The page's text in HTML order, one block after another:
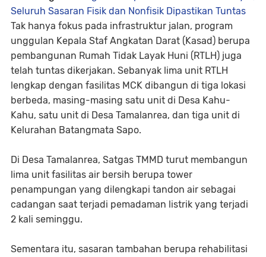
Seluruh Sasaran Fisik dan Nonfisik Dipastikan Tuntas
Tak hanya fokus pada infrastruktur jalan, program
unggulan Kepala Staf Angkatan Darat (Kasad) berupa
pembangunan Rumah Tidak Layak Huni (RTLH) juga
telah tuntas dikerjakan. Sebanyak lima unit RTLH
lengkap dengan fasilitas MCK dibangun di tiga lokasi
berbeda, masing-masing satu unit di Desa Kahu-
Kahu, satu unit di Desa Tamalanrea, dan tiga unit di
Kelurahan Batangmata Sapo.
Di Desa Tamalanrea, Satgas TMMD turut membangun
lima unit fasilitas air bersih berupa tower
penampungan yang dilengkapi tandon air sebagai
cadangan saat terjadi pemadaman listrik yang terjadi
2 kali seminggu.
Sementara itu, sasaran tambahan berupa rehabilitasi